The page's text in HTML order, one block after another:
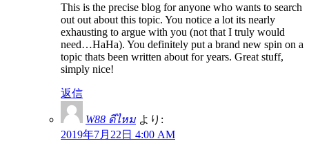
This is the precise blog for anyone who wants to search
out out about this topic. You notice a lot its nearly
exhausting to argue with you (not that I truly would
need…HaHa). You definitely put a brand new spin on a
topic thats been written about for years. Great stuff,
simply nice!
返信
W88 ดีไหม より:
2019年7月22日 4:00 AM